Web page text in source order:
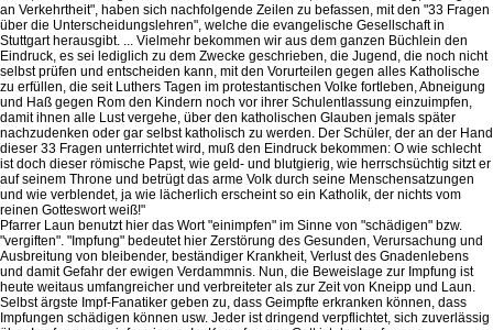
an Verkehrtheit", haben sich nachfolgende Zeilen zu befassen, mit den "33 Fragen
über die Unterscheidungslehren", welche die evangelische Gesellschaft in
Stuttgart herausgibt. ... Vielmehr bekommen wir aus dem ganzen Büchlein den
Eindruck, es sei lediglich zu dem Zwecke geschrieben, die Jugend, die noch nicht
selbst prüfen und entscheiden kann, mit den Vorurteilen gegen alles Katholische
zu erfüllen, die seit Luthers Tagen im protestantischen Volke fortleben, Abneigung
und Haß gegen Rom den Kindern noch vor ihrer Schulentlassung einzuimpfen,
damit ihnen alle Lust vergehe, über den katholischen Glauben jemals später
nachzudenken oder gar selbst katholisch zu werden. Der Schüler, der an der Hand
dieser 33 Fragen unterrichtet wird, muß den Eindruck bekommen: O wie schlecht
ist doch dieser römische Papst, wie geld- und blutgierig, wie herrschsüchtig sitzt er
auf seinem Throne und betrügt das arme Volk durch seine Menschensatzungen
und wie verblendet, ja wie lächerlich erscheint so ein Katholik, der nichts vom
reinen Gotteswort weiß!"
Pfarrer Laun benutzt hier das Wort "einimpfen" im Sinne von "schädigen" bzw.
"vergiften". "Impfung" bedeutet hier Zerstörung des Gesunden, Verursachung und
Ausbreitung von bleibender, beständiger Krankheit, Verlust des Gnadenlebens
und damit Gefahr der ewigen Verdammnis. Nun, die Beweislage zur Impfung ist
heute weitaus umfangreicher und verbreiteter als zur Zeit von Kneipp und Laun.
Selbst ärgste Impf-Fanatiker geben zu, dass Geimpfte erkranken können, dass
Impfungen schädigen können usw. Jeder ist dringend verpflichtet, sich zuverlässig